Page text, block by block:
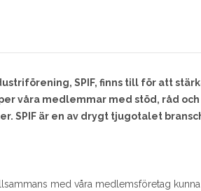
SPIF, finns till för att
våra medlemmar med stöd, råd
SPIF är en av drygt tjugotalet
med våra medlemsföretag